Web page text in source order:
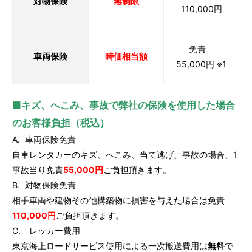
110,000円
車両保険 時価相当額
免責
55,000円 ※1
■キズ、へこみ、事故で弊社の保険を使用した場合
のお客様負担（税込）
A. 車両保険免責
自車レンタカーのキズ、へこみ、当て逃げ、 事故の場合、 1
事故当り免責55,000円ご負担頂きます。
B. 対物保険免責
相手車両や建物その他構築物に損害を与えた場合は免責
110,000円ご負担頂きます。
C. レッカー費用
東京海上ロードサービス使用による一次搬送費用は無料で